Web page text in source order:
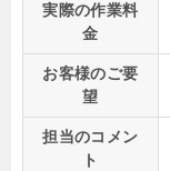
実際の作業料
金
お客様のご要
望
担当のコメン
ト